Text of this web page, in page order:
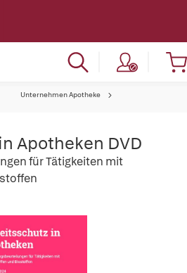
Unternehmen Apotheke
Apotheken DVD
für Tätigkeiten mit